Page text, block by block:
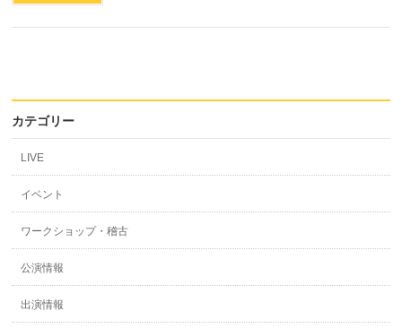
カテゴリー
LIVE
イベント
ワークショップ・稽古
公演情報
出演情報